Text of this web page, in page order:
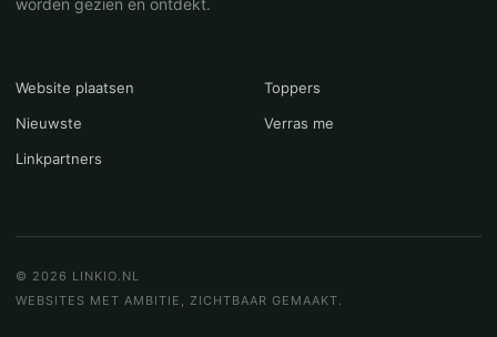
worden gezien en ontdekt.
Website plaatsen
Toppers
Nieuwste
Verras me
Linkpartners
© 2026 LINKIO.NL
WEBSITES MET AMBITIE, ZICHTBAAR GEMAAKT.